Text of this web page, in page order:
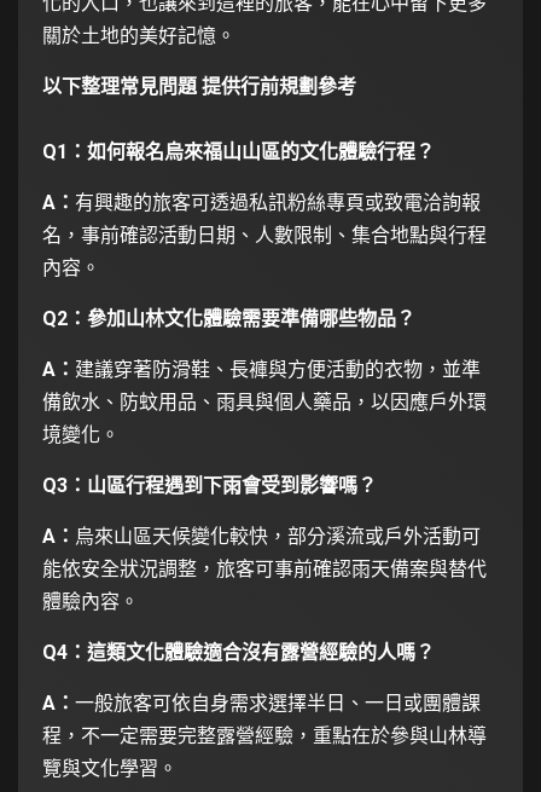
關於土地的美好記憶。
以下整理常見問題 提供行前規劃參考
Q1：如何報名烏來福山山區的文化體驗行程？
A ： 有興趣的旅客可透過私訊粉絲專頁或致電洽詢報
名，事前確認活動日期、人數限制、集合地點與行程
內容。
Q2 ：參加山林文化體驗需要準備哪些物品？
A ： 建議穿著防滑鞋、長褲與方便活動的衣物，並準
備飲水、防蚊用品、雨具與個人藥品，以因應戶外環
境變化。
Q3 ：山區行程遇到下雨會受到影響嗎？
A ： 烏來山區天候變化較快，部分溪流或戶外活動可
能依安全狀況調整，旅客可事前確認雨天備案與替代
體驗內容。
Q4 ：這類文化體驗適合沒有露營經驗的人嗎？
A： 一般旅客可依自身需求選擇半日、一日或團體課
程，不一定需要完整露營經驗，重點在於參與山林導
覽與文化學習。